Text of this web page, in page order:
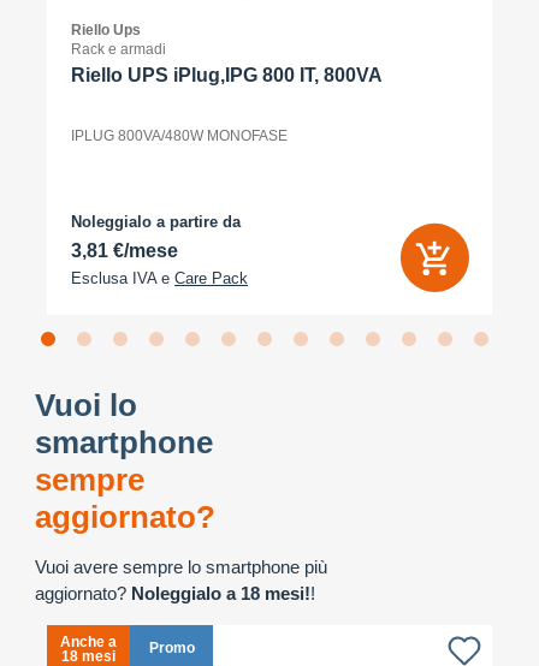
Riello Ups
Rack e armadi
Riello UPS iPlug,IPG 800 IT, 800VA
IPLUG 800VA/480W MONOFASE
Noleggialo a partire da
3,81 €/mese
Esclusa IVA e Care Pack
Vuoi lo
smartphone
sempre
aggiornato?
Vuoi avere sempre lo smartphone più
aggiornato? Noleggialo a 18 mesi!!
Anche a
18 mesi
Promo